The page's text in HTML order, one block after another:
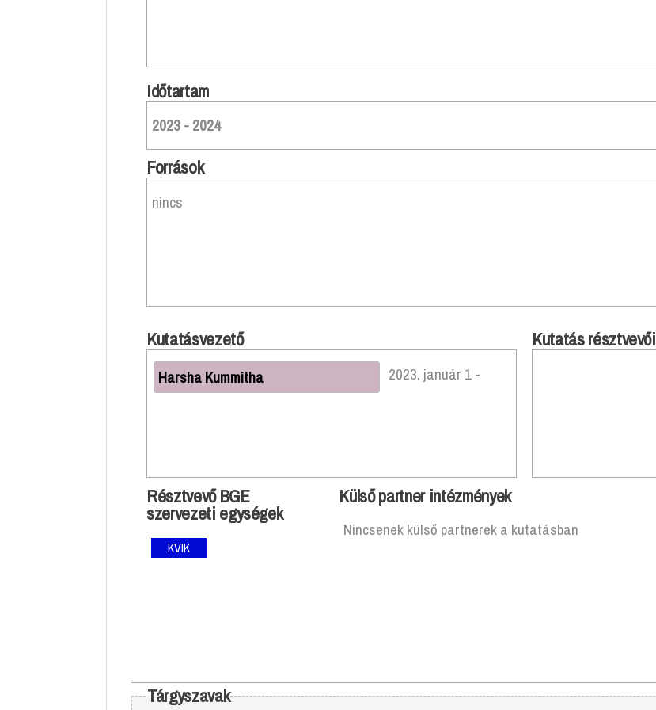
Időtartam
2023 - 2024
Források
nincs
Kutatásvezető
Harsha Kummitha 2023. január 1 -
Kutatás résztvevői
Résztvevő BGE
szervezeti egységek
KVIK
Külső partner intézmények
Nincsenek külső partnerek a kutatásban
Tárgyszavak